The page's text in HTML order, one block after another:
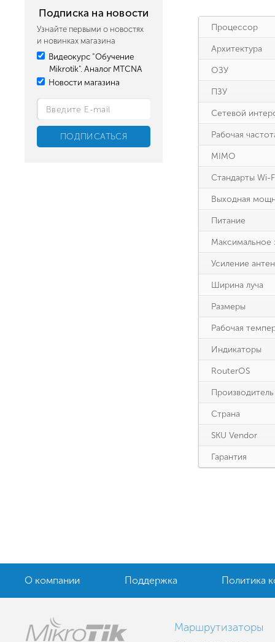
Подписка на новости
Узнайте первыми о новостях
и новинках магазина
Видеокурс "Обучение
Mikrotik". Аналог MTCNA
Новости магазина
Процессор
Архитектура
ОЗУ
ПЗУ
Сетевой
Рабочая
MIMO
Стандарты Wi-
Выходная
Питание
Максимальное
Усиление
Ширина луча
Размеры
Рабочая
Индикаторы
RouterOS
Производитель
Страна
SKU Vendor
Гарантия
О компании Поддержка Политика
Маршрутизаторы